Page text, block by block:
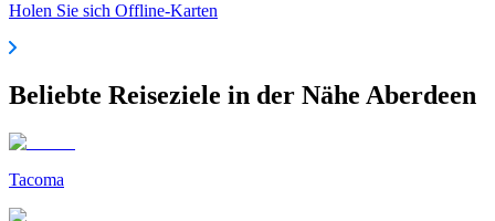
Holen Sie sich Offline-Karten
Beliebte Reiseziele in der Nähe Aberdeen
Tacoma